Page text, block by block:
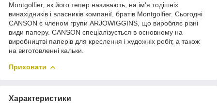
Montgolfier, як його тепер називають, на ім'я тодішніх
винахідників і власників компанії, братів Montgolfier. Сьогодні
CANSON є членом групи ARJOWIGGINS, що виробляє різні
види паперу. CANSON спеціалізується в основному на
виробництві паперів для креслення і художніх робіт, а також
на виготовленні кальки.
Приховати
Характеристики